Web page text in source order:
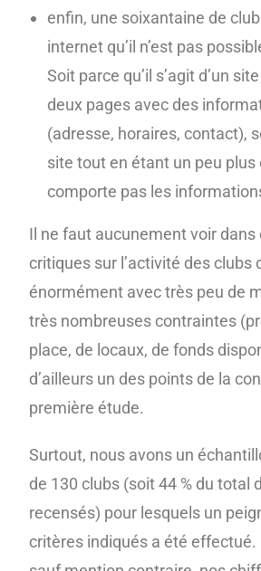
enfin, une soixantaine de
internet qu’il n’est pas
Soit parce qu’il s’agit d’un
deux pages avec des
(adresse, horaires, contact),
site tout en étant un peu plus
comporte pas les
Il ne faut aucunement voir
critiques sur l’activité des clubs
énormément avec très peu de
très nombreuses contraintes
place, de locaux, de fonds
d’ailleurs un des points de la
première étude.
Surtout, nous avons un
de 130 clubs (soit 44 % du total
recensés) pour lesquels un
critères indiqués a été effectué.